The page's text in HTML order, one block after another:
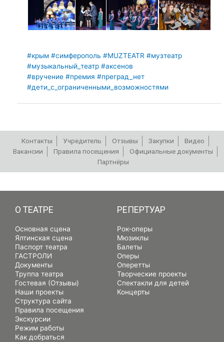
#крым #симферополь #MUZTEATR #музтеатр
#музыкальный_театр #аксенов
#вручение #премия #преград_нет
#дети_с_ограниченными_возможностями
Контакты Учредитель Отзывы Закупки
Видео
Вакансии
Правила посещения
Официальные документы
Партнёры
О ТЕАТРЕ
Основная сцена
Ялтинская сцена
Паспорт театра
ГАСТРОЛИ
Документы
Труппа театра
Гостевая (Отзывы)
Наши проекты
Структура сайта
Правила посещения
Экскурсии
Режим работы
Как добраться
РЕПЕРТУАР
Рок-оперы
Мюзиклы
Балеты
Оперы
Оперетты
Творческие проекты
Спектакли для детей
Концерты